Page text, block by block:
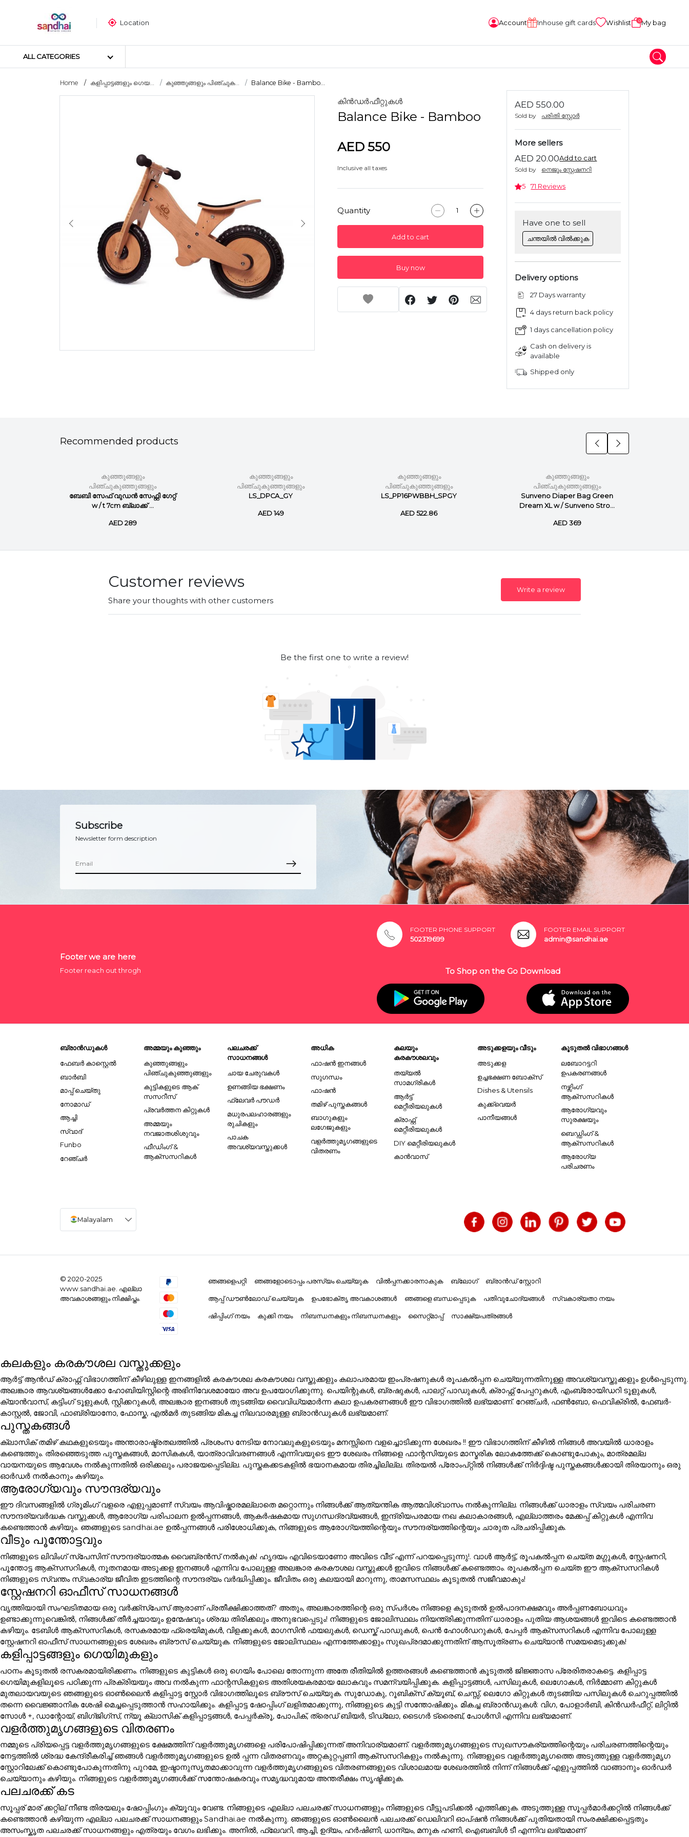
Location Account Inhouse gift cards Wishlist 0My bag
ALL CATEGORIES
ആർട്ട് മെറ്റീരിയലുകൾ
DIY മെറ്റീരിയലുകൾ
ആർട്സ് & കരകൗശല ഉപകരണങ്ങൾ
സ്റ്റിക്കർ പോസ്റ്റർ
പസിൾ
ക്രാഫ്റ്റ് മെറ്റീരിയലുകൾ
Home കളിപ്പാട്ടങ്ങളും ഗെയ... കുഞ്ഞുങ്ങളും പിഞ്ചുക... Balance Bike - Bambo...
കിൻഡർഫീറ്റുകൾ
Balance Bike - Bamboo
AED 550
Inclusive all taxes
Quantity
Add to cart
Buy now
AED 550.00
Sold by പരിതി സ്റ്റോർ
More sellers
AED 20.00Add to cart
Sold by നെജൂം സ്റ്റേഷനറി
5 71 Reviews
Have one to sell
ചന്തയിൽ വിൽക്കുക
Delivery options
27 Days warranty
4 days return back policy
1 days cancellation policy
Cash on delivery is
available
Shipped only
Recommended products
കുഞ്ഞുങ്ങളും
പിഞ്ചുകുഞ്ഞുങ്ങളും
ബേബി സേഫ് വുഡൻ സേഫ്റ്റി ഗേറ്റ്
w / t 7cm ബ്ലാക്ക് ...
AED 289
കുഞ്ഞുങ്ങളും
പിഞ്ചുകുഞ്ഞുങ്ങളും
LS_DPCA_GY
AED 149
കുഞ്ഞുങ്ങളും
പിഞ്ചുകുഞ്ഞുങ്ങളും
LS_PP16PWBBH_SPGY
AED 522.86
കുഞ്ഞുങ്ങളും
പിഞ്ചുകുഞ്ഞുങ്ങളും
Sunveno Diaper Bag Green
Dream XL w / Sunveno Stro...
AED 369
Customer reviews
Share your thoughts with other customers
Write a review
Be the first one to write a review!
Subscribe
Newsletter form description
Footer we are here
Footer reach out throgh
FOOTER PHONE SUPPORT
502319699
FOOTER EMAIL SUPPORT
admin@sandhai.ae
To Shop on the Go Download
ബ്രാൻഡുകൾ
ഫേബർ കാസ്റ്റെൽ
ബാർബി
മാപ്പ് ചെയ്തു
നോമാഡ്
ആച്ചി
സ്വാദ്
Funbo
റേഞ്ചർ
അമ്മയും കുഞ്ഞും
കുഞ്ഞുങ്ങളും
പിഞ്ചുകുഞ്ഞുങ്ങളും
കുട്ടികളുടെ ആക്
സസറീസ്
പ്രവർത്തന കിറ്റുകൾ
അമ്മയും
നവജാതശിശുവും
ഫീഡിംഗ് &
ആക്സസറികൾ
പലചരക്ക്
സാധനങ്ങൾ
ചായ ചേരുവകൾ
ഉണങ്ങിയ ഭക്ഷണം
ഫ്ലേവർ പൗഡർ
മധുരപലഹാരങ്ങളും
രുചികളും
പാചക
അവശ്യവസ്തുക്കൾ
അധിക
ഫാഷൻ ഇനങ്ങൾ
സുഗന്ധം
ഫാഷൻ
തമിഴ് പുസ്തകങ്ങൾ
ബാഗുകളും
ലഗേജുകളും
വളർത്തുമൃഗങ്ങളുടെ
വിതരണം
കലയും
കരകൗശലവും
തയ്യൽ
സാമഗ്രികൾ
ആർട്ട്
മെറ്റീരിയലുകൾ
ക്രാഫ്റ്റ്
മെറ്റീരിയലുകൾ
DIY മെറ്റീരിയലുകൾ
കാൻവാസ്
അടുക്കളയും വീടും
അടുക്കള
ഉച്ചഭക്ഷണ ബോക്സ്
Dishes & Utensils
കുക്ക്വെയർ
പാനീയങ്ങൾ
കൂടുതൽ വിഭാഗങ്ങൾ
ലബോറട്ടറി
ഉപകരണങ്ങൾ
നഴ്സിംഗ്
ആക്സസറികൾ
ആരോഗ്യവും
സുരക്ഷയും
ബെഡ്ഡിംഗ് &
ആക്സസറികൾ
ആരോഗ്യ
പരിചരണം
Malayalam
© 2020-2025
www.sandhai.ae. എല്ലാ
അവകാശങ്ങളും നിക്ഷിപ്തം.
ഞങ്ങളെപറ്റി ഞങ്ങളോടൊപ്പം പരസ്യം ചെയ്യുക വിൽപ്പനക്കാരനാകുക ബ്ലോഗ് ബ്രാൻഡ് സ്റ്റോറി
ആപ്പ് ഡൗൺലോഡ് ചെയ്യുക ഉപഭോക്തൃ അവകാശങ്ങൾ ഞങ്ങളെ ബന്ധപ്പെടുക പതിവുചോദ്യങ്ങൾ സ്വകാര്യതാ നയം
ഷിപ്പിംഗ് നയം കുക്കി നയം നിബന്ധനകളും നിബന്ധനകളും സൈറ്റ്മാപ്പ് സാക്ഷ്യപത്രങ്ങൾ
കലകളും കരകൗശല വസ്തുക്കളും
ആർട്ട് ആൻഡ് ക്രാഫ്റ്റ് വിഭാഗത്തിന് കീഴിലുള്ള ഇനങ്ങളിൽ കരകൗശല കരകൗശല വസ്തുക്കളും കലാപരമായ ഇംപ്രഷനുകൾ രൂപകൽപ്പന ചെയ്യുന്നതിനുള്ള അവശ്യവസ്തുക്കളും ഉൾപ്പെടുന്നു.
അലങ്കാര ആവശ്യങ്ങൾക്കോ ഹോബിയിസ്റ്റിന്റെ അഭിനിവേശമായോ അവ ഉപയോഗിക്കുന്നു. പെയിന്റുകൾ, ബ്രഷുകൾ, പാലറ്റ് പാഡുകൾ, ക്രാഫ്റ്റ് പേപ്പറുകൾ, എംബ്രോയിഡറി ടൂളുകൾ,
ക്യാൻവാസ്, കട്ടിംഗ് ടൂളുകൾ, സ്റ്റിക്കറുകൾ, അലങ്കാര ഇനങ്ങൾ തുടങ്ങിയ വൈവിധ്യമാർന്ന കലാ ഉപകരണങ്ങൾ ഈ വിഭാഗത്തിൽ ലഭ്യമാണ്. റേഞ്ചർ, ഫൺബോ, ഫെവിക്രിൽ, ഫേബർ-
കാസ്റ്റൽ, ജോവി, ഫാബ്രിയാനോ, ഫോസ്ക, എൽമർ തുടങ്ങിയ മികച്ച നിലവാരമുള്ള ബ്രാൻഡുകൾ ലഭ്യമാണ്.
പുസ്തകങ്ങൾ
ക്ലാസിക് തമിഴ് കഥകളുടെയും അന്താരാഷ്ട്രതലത്തിൽ പ്രശംസ നേടിയ നോവലുകളുടെയും മനസ്സിനെ വളച്ചൊടിക്കുന്ന ശേഖരം !! ഈ വിഭാഗത്തിന് കീഴിൽ നിങ്ങൾ അവയിൽ ധാരാളം
കണ്ടെത്തും. തിരഞ്ഞെടുത്ത പുസ്തകങ്ങൾ, മാസികകൾ, യാത്രാവിവരണങ്ങൾ എന്നിവയുടെ ഈ ശേഖരം നിങ്ങളെ ഫാന്റസിയുടെ മാസ്മരിക ലോകത്തേക്ക് കൊണ്ടുപോകും, മാത്രമല്ല
വായനയുടെ ആവേശം നൽകുന്നതിൽ ഒരിക്കലും പരാജയപ്പെടില്ല. പുസ്തകക്കടകളിൽ ഭയാനകമായ തിരച്ചിലില്ല. തിരയൽ പ്രോംപ്റ്റിൽ നിങ്ങൾക്ക് നിർദ്ദിഷ്ട പുസ്തകങ്ങൾക്കായി തിരയാനും ഒരു
ഓർഡർ നൽകാനും കഴിയും.
ആരോഗ്യവും സൗന്ദര്യവും
ഈ ദിവസങ്ങളിൽ ഗ്രൂമിംഗ് വളരെ എളുപ്പമാണ്! സ്വയം ആവിഷ്കാരമല്ലാതെ മറ്റൊന്നും നിങ്ങൾക്ക് ആത്യന്തിക ആത്മവിശ്വാസം നൽകുന്നില്ല. നിങ്ങൾക്ക് ധാരാളം സ്വയം പരിചരണ
സൗന്ദര്യവർദ്ധക വസ്തുക്കൾ, ആരോഗ്യ പരിപാലന ഉൽപ്പന്നങ്ങൾ, ആകർഷകമായ സുഗന്ധദ്രവ്യങ്ങൾ, ഇന്ദ്രിയപരമായ നഖ കലാകാരങ്ങൾ, എല്ലാത്തരം മേക്കപ്പ് കിറ്റുകൾ എന്നിവ
കണ്ടെത്താൻ കഴിയും. ഞങ്ങളുടെ sandhai.ae ഉൽപ്പന്നങ്ങൾ പരിശോധിക്കുക, നിങ്ങളുടെ ആരോഗ്യത്തിന്റെയും സൗന്ദര്യത്തിന്റെയും ചാരുത പ്രചരിപ്പിക്കുക.
വീടും പൂന്തോട്ടവും
നിങ്ങളുടെ ലിവിംഗ് സ്പേസിന് സൗന്ദര്യാത്മക വൈബ്രൻസ് നൽകുക! ഹൃദയം എവിടെയാണോ അവിടെ വീട് എന്ന് പറയപ്പെടുന്നു!. വാൾ ആർട്ട്, രൂപകൽപ്പന ചെയ്ത മഗ്ഗുകൾ, സ്റ്റേഷനറി,
പൂന്തോട്ട ആക്സസറികൾ, നൂതനമായ അടുക്കള ഇനങ്ങൾ എന്നിവ പോലുള്ള അലങ്കാര കരകൗശല വസ്തുക്കൾ ഇവിടെ നിങ്ങൾക്ക് കണ്ടെത്താം. രൂപകൽപ്പന ചെയ്ത ഈ ആക്സസറികൾ
നിങ്ങളുടെ സ്വന്തം സ്വകാര്യ ജീവിത ഇടത്തിന്റെ സൗന്ദര്യം വർദ്ധിപ്പിക്കും. ജീവിതം ഒരു കലയായി മാറുന്നു, താമസസ്ഥലം കൂടുതൽ സജീവമാകും!
സ്റ്റേഷനറി ഓഫീസ് സാധനങ്ങൾ
വൃത്തിയായി സംഘടിതമായ ഒരു വർക്ക്സ്പേസ് ആരാണ് പ്രതീക്ഷിക്കാത്തത്? അതും, അലങ്കാരത്തിന്റെ ഒരു സ്പർശം നിങ്ങളെ കൂടുതൽ ഉൽപാദനക്ഷമവും അർപ്പണബോധവും
ഉണ്ടാക്കുന്നുവെങ്കിൽ, നിങ്ങൾക്ക് തീർച്ചയായും ഉന്മേഷവും ശ്രദ്ധ തിരിക്കലും അനുഭവപ്പെടും! നിങ്ങളുടെ ജോലിസ്ഥലം നിയന്ത്രിക്കുന്നതിന് ധാരാളം പുതിയ ആശയങ്ങൾ ഇവിടെ കണ്ടെത്താൻ
കഴിയും. ടേബിൾ ആക്സസറികൾ, രസകരമായ ഫ്രെയിമുകൾ, വിളക്കുകൾ, മാഗസിൻ ഫയലുകൾ, ഡെസ്ക് പാഡുകൾ, പെൻ ഹോൾഡറുകൾ, പേപ്പർ ആക്സസറികൾ എന്നിവ പോലുള്ള
സ്റ്റേഷനറി ഓഫീസ് സാധനങ്ങളുടെ ശേഖരം ബ്രൗസ് ചെയ്യുക. നിങ്ങളുടെ ജോലിസ്ഥലം എന്നത്തേക്കാളും സുഖപ്രദമാക്കുന്നതിന് ആസൂത്രണം ചെയ്യാൻ സമയമെടുക്കുക!
കളിപ്പാട്ടങ്ങളും ഗെയിമുകളും
പഠനം കൂടുതൽ രസകരമായിരിക്കണം. നിങ്ങളുടെ കുട്ടികൾ ഒരു ഗെയിം പോലെ തോന്നുന്ന അതേ രീതിയിൽ ഉത്തരങ്ങൾ കണ്ടെത്താൻ കൂടുതൽ ജിജ്ഞാസ പ്രേരിതരാകട്ടെ. കളിപ്പാട്ട
ഗെയിമുകളിലൂടെ പഠിക്കുന്ന പ്രക്രിയയും അവ നൽകുന്ന ഫാന്റസികളുടെ അതിശയകരമായ ലോകവും സമന്വയിപ്പിക്കുക. കളിപ്പാട്ടങ്ങൾ, പസിലുകൾ, ലെഗോകൾ, നിർമ്മാണ കിറ്റുകൾ
മുതലായവയുടെ ഞങ്ങളുടെ ഓൺലൈൻ കളിപ്പാട്ട സ്റ്റോർ വിഭാഗത്തിലൂടെ ബ്രൗസ് ചെയ്യുക. സുഡോകു, റൂബിക്സ് ക്യൂബ്, ചെസ്സ്, ലെഗോ കിറ്റുകൾ തുടങ്ങിയ പസിലുകൾ ചെറുപ്പത്തിൽ
തന്നെ വൈജ്ഞാനിക ശേഷി മെച്ചപ്പെടുത്താൻ സഹായിക്കും. കളിപ്പാട്ട ഷോപ്പിംഗ് ലളിതമാക്കുന്നു, നിങ്ങളുടെ കുട്ടി സന്തോഷിക്കും. മികച്ച ബ്രാൻഡുകൾ: വിഗ, പോളാർബി, കിൻഡർഫീറ്റ്, ലിറ്റിൽ
സോൾ +, ഡാന്റോയ്, ബിഗ്ജിഗ്സ്, ന്യൂ ക്ലാസിക് കളിപ്പാട്ടങ്ങൾ, പേപ്പർക്രൂ, പോപിക്, ത്രെഡ് ബിയർ, ടിഡ്ലോ, ടൈഗർ ട്രൈബ്, പോൾസി എന്നിവ ലഭ്യമാണ്.
വളർത്തുമൃഗങ്ങളുടെ വിതരണം
നമ്മുടെ പ്രിയപ്പെട്ട വളർത്തുമൃഗങ്ങളുടെ ക്ഷേമത്തിന് വളർത്തുമൃഗങ്ങളെ പരിപോഷിപ്പിക്കുന്നത് അനിവാര്യമാണ്. വളർത്തുമൃഗങ്ങളുടെ സുഖസൗകര്യത്തിന്റെയും പരിചരണത്തിന്റെയും
നേട്ടത്തിൽ ശ്രദ്ധ കേന്ദ്രീകരിച്ച് ഞങ്ങൾ വളർത്തുമൃഗങ്ങളുടെ ഉൽ പ്പന്ന വിതരണവും അറ്റകുറ്റപ്പണി ആക്സസറികളും നൽകുന്നു. നിങ്ങളുടെ വളർത്തുമൃഗത്തെ അടുത്തുള്ള വളർത്തുമൃഗ
സ്റ്റോറിലേക്ക് കൊണ്ടുപോകുന്നതിനു പുറമേ, ഇഷ്ടാനുസൃതമാക്കാവുന്ന വളർത്തുമൃഗങ്ങളുടെ വിതരണങ്ങളുടെ വിശാലമായ ശേഖരത്തിൽ നിന്ന് നിങ്ങൾക്ക് എളുപ്പത്തിൽ വാങ്ങാനും ഓർഡർ
ചെയ്യാനും കഴിയും. നിങ്ങളുടെ വളർത്തുമൃഗങ്ങൾക്ക് സന്തോഷകരവും സമൃദ്ധവുമായ അന്തരീക്ഷം സൃഷ്ടിക്കുക.
പലചരക്ക് കട
സൂപ്പര് മാര് ക്കറ്റില് നീണ്ട തിരയലും ഷോപ്പിംഗും ക്യൂവും വേണ്ട. നിങ്ങളുടെ എല്ലാ പലചരക്ക് സാധനങ്ങളും നിങ്ങളുടെ വീട്ടുപടിക്കൽ എത്തിക്കുക. അടുത്തുള്ള സൂപ്പർമാർക്കറ്റിൽ നിങ്ങൾക്ക്
കണ്ടെത്താൻ കഴിയുന്ന എല്ലാ പലചരക്ക് സാധനങ്ങളും Sandhai.ae നൽകുന്നു. ഞങ്ങളുടെ ഓൺലൈൻ പലചരക്ക് ഡെലിവറി ഓപ്ഷൻ നിങ്ങൾക്ക് പുതിയതായി സംരക്ഷിക്കപ്പെട്ടതും
അസംസ്കൃത പലചരക്ക് സാധനങ്ങളും എത്രയും വേഗം ലഭിക്കും. അനിൽ, ഫ്ലേവറി, ആച്ചി, ഉദ്യം, ഹർഷിണി, ധാന്യം, മനുക ഹണി, ഐബബിൾ ടീ എന്നിവ ലഭ്യമാണ്